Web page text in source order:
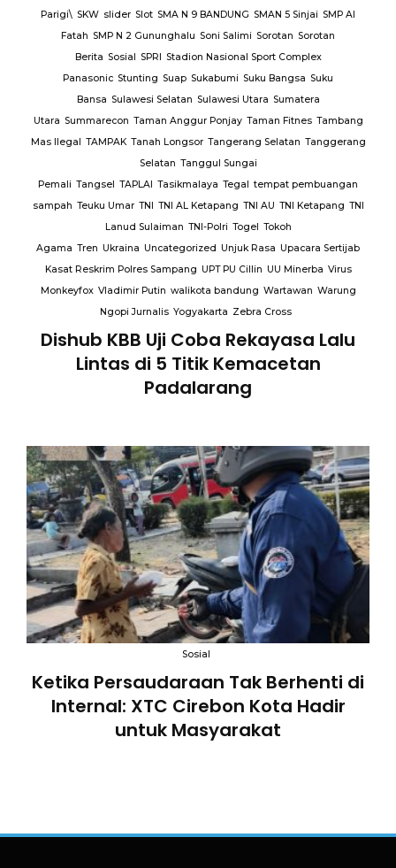
Parigi\ SKW slider Slot SMA N 9 BANDUNG SMAN 5 Sinjai SMP Al
Fatah SMP N 2 Gununghalu Soni Salimi Sorotan Sorotan
Berita Sosial SPRI Stadion Nasional Sport Complex
Panasonic Stunting Suap Sukabumi Suku Bangsa Suku
Bansa Sulawesi Selatan Sulawesi Utara Sumatera
Utara Summarecon Taman Anggur Ponjay Taman Fitnes Tambang
Mas Ilegal TAMPAK Tanah Longsor Tangerang Selatan Tanggerang
Selatan Tanggul Sungai
Pemali Tangsel TAPLAI Tasikmalaya Tegal tempat pembuangan
sampah Teuku Umar TNI TNI AL Ketapang TNI AU TNI Ketapang TNI
Lanud Sulaiman TNI-Polri Togel Tokoh
Agama Tren Ukraina Uncategorized Unjuk Rasa Upacara Sertijab
Kasat Reskrim Polres Sampang UPT PU Cillin UU Minerba Virus
Monkeyfox Vladimir Putin walikota bandung Wartawan Warung
Ngopi Jurnalis Yogyakarta Zebra Cross
Dishub KBB Uji Coba Rekayasa Lalu
Lintas di 5 Titik Kemacetan
Padalarang
Sosial
Ketika Persaudaraan Tak Berhenti di
Internal: XTC Cirebon Kota Hadir
untuk Masyarakat